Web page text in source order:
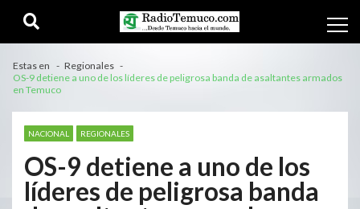
Estas en
Regionales
OS-9 detiene a uno de los líderes de peligrosa banda de asaltantes armados
en Temuco
NACIONAL REGIONALES
OS-9 detiene a uno de los
líderes de peligrosa banda